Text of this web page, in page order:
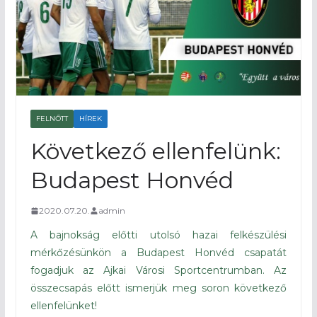
FELNŐTT HÍREK
Következő ellenfelünk:
Budapest Honvéd
2020.07.20. admin
A bajnokság előtti utolsó hazai felkészülési
mérkőzésünkön a Budapest Honvéd csapatát
fogadjuk az Ajkai Városi Sportcentrumban. Az
összecsapás előtt ismerjük meg soron következő
ellenfelünket!